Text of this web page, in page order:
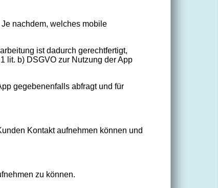
nachdem, welches mobile
ist dadurch gerechtfertigt,
lit. b) DSGVO zur Nutzung der App
gegebenenfalls abfragt und für
Kontakt aufnehmen können und
zu können.